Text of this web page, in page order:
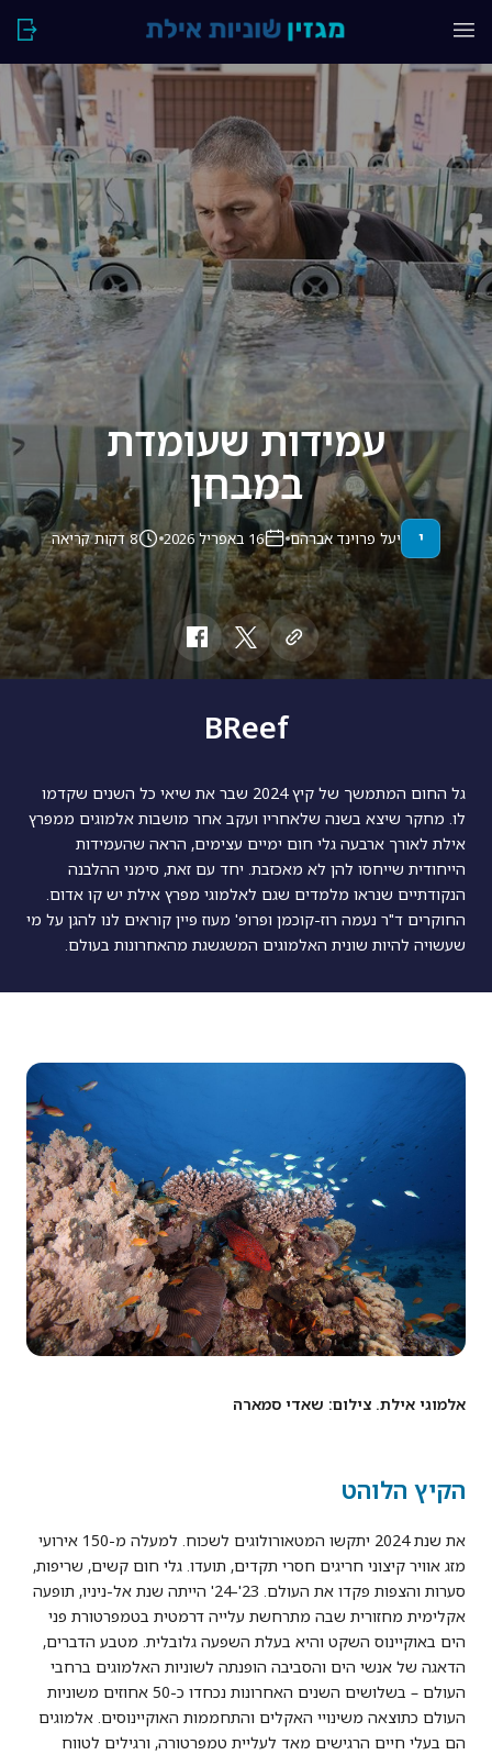
עמידות שעומדת
במבחן
י יעל פרוינד אברהם 16 באפריל 2026 8 דקות קריאה
BReef
גל החום המתמשך של קיץ 2024 שבר את שיאי כל השנים שקדמו
לו. מחקר שיצא בשנה שלאחריו ועקב אחר מושבות אלמוגים ממפרץ
אילת לאורך ארבעה גלי חום ימיים עצימים, הראה שהעמידות
הייחודית שייחסו להן לא מאכזבת. יחד עם זאת, סימני ההלבנה
הנקודתיים שנראו מלמדים שגם לאלמוגי מפרץ אילת יש קו אדום.
החוקרים ד"ר נעמה רוז-קוכמן ופרופ' מעוז פיין קוראים לנו להגן על מי
שעשויה להיות שונית האלמוגים המשגשגת מהאחרונות בעולם.
אלמוגי אילת. צילום: שאדי סמארה
הקיץ הלוהט
את שנת 2024 יתקשו המטאורולוגים לשכוח. למעלה מ-150 אירועי
מזג אוויר קיצוני חריגים חסרי תקדים, תועדו. גלי חום קשים, שריפות,
סערות והצפות פקדו את העולם. 23'-24' הייתה שנת אל-ניניו, תופעה
אקלימית מחזורית שבה מתרחשת עלייה דרמטית בטמפרטורת פני
הים באוקיינוס השקט והיא בעלת השפעה גלובלית. מטבע הדברים,
הדאגה של אנשי הים והסביבה הופנתה לשוניות האלמוגים ברחבי
העולם – בשלושים השנים האחרונות נכחדו כ-50 אחוזים משוניות
העולם כתוצאה משינויי האקלים והתחממות האוקיינוסים. אלמוגים
הם בעלי חיים הרגישים מאד לעליית טמפרטורה, ורגילים לטווח